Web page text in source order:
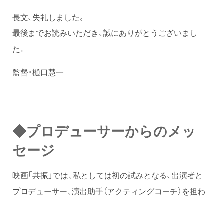
長文、失礼しました。
最後までお読みいただき、誠にありがとうございまし
た。
監督・樋口慧一
◆プロデューサーからのメッ
セージ
映画「共振」では、私としては初の試みとなる、出演者と
プロデューサー、演出助手（アクティングコーチ）を担わ